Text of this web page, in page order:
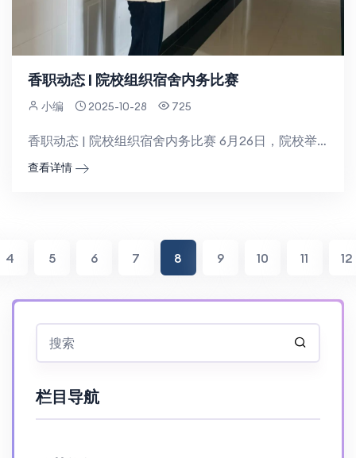
香职动态 | 院校组织宿舍内务比赛
小编 2025-10-28 725
香职动态 | 院校组织宿舍内务比赛 6月26日，院校举办优秀宿舍评选活动，活动旨在营造温馨、...
查看详情
4 5 6 7 8 9 10 11 12
栏目导航